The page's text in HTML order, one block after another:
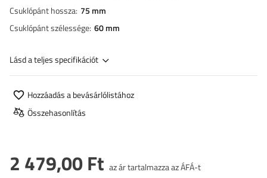
Csuklópánt hossza 75 mm
Csuklópánt szélessége 60 mm
Lásd a teljes specifikációt
Hozzáadás a bevásárlólistához
Összehasonlítás
2 479,00 Ft az ár tartalmazza az ÁFÁ-t